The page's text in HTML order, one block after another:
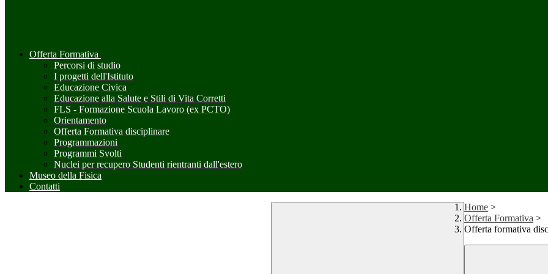
Offerta Formativa
Percorsi di studio
I progetti dell'Istituto
Educazione Civica
Educazione alla Salute e Stili di Vita Corretti
FLS - Formazione Scuola Lavoro (ex PCTO)
Orientamento
Offerta Formativa disciplinare
Programmazioni
Programmi Svolti
Nuclei per recupero Studenti rientranti dall'estero
Museo della Fisica
Contatti
Home >
Offerta Formativa >
Offerta formativa